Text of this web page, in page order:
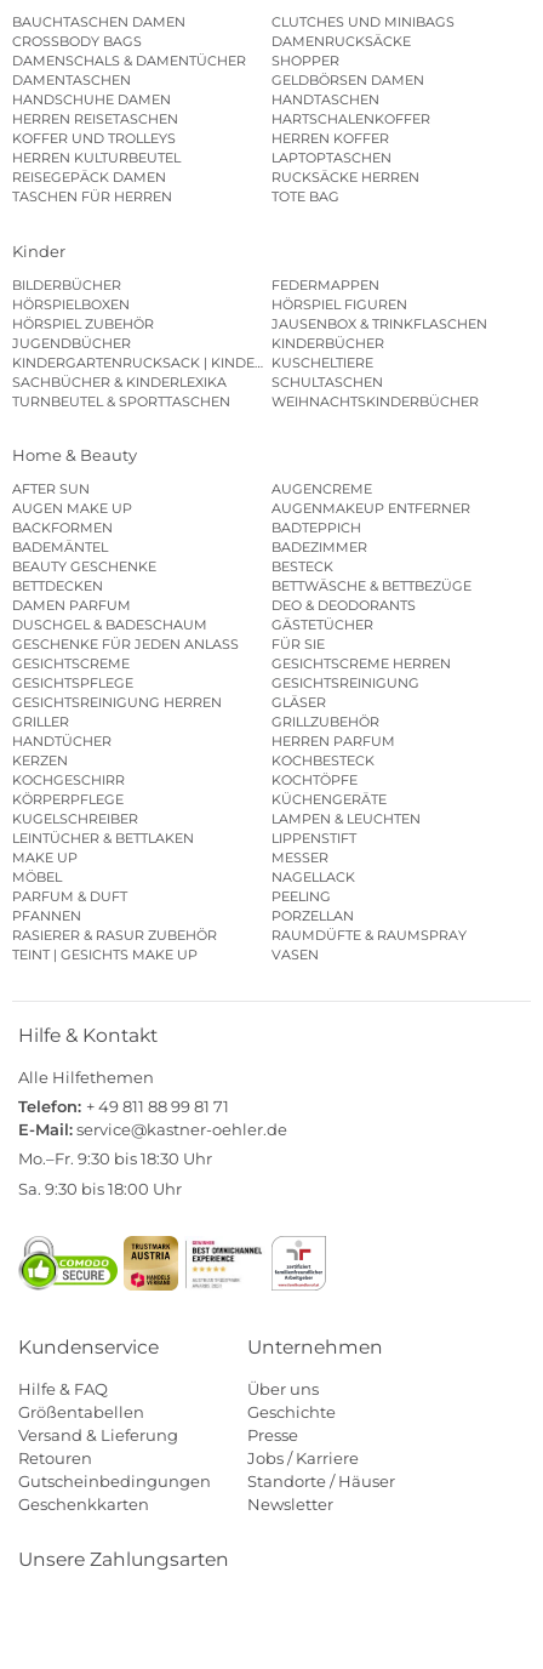
BAUCHTASCHEN DAMEN
CLUTCHES UND MINIBAGS
CROSSBODY BAGS
DAMENRUCKSÄCKE
DAMENSCHALS & DAMENTÜCHER
SHOPPER
DAMENTASCHEN
GELDBÖRSEN DAMEN
HANDSCHUHE DAMEN
HANDTASCHEN
HERREN REISETASCHEN
HARTSCHALENKOFFER
KOFFER UND TROLLEYS
HERREN KOFFER
HERREN KULTURBEUTEL
LAPTOPTASCHEN
REISEGEPÄCK DAMEN
RUCKSÄCKE HERREN
TASCHEN FÜR HERREN
TOTE BAG
Kinder
BILDERBÜCHER
FEDERMAPPEN
HÖRSPIELBOXEN
HÖRSPIEL FIGUREN
HÖRSPIEL ZUBEHÖR
JAUSENBOX & TRINKFLASCHEN
JUGENDBÜCHER
KINDERBÜCHER
KINDERGARTENRUCKSACK | KINDERGARTENBEUTEL
KUSCHELTIERE
SACHBÜCHER & KINDERLEXIKA
SCHULTASCHEN
TURNBEUTEL & SPORTTASCHEN
WEIHNACHTSKINDERBÜCHER
Home & Beauty
AFTER SUN
AUGENCREME
AUGEN MAKE UP
AUGENMAKEUP ENTFERNER
BACKFORMEN
BADTEPPICH
BADEMÄNTEL
BADEZIMMER
BEAUTY GESCHENKE
BESTECK
BETTDECKEN
BETTWÄSCHE & BETTBEZÜGE
DAMEN PARFUM
DEO & DEODORANTS
DUSCHGEL & BADESCHAUM
GÄSTETÜCHER
GESCHENKE FÜR JEDEN ANLASS
FÜR SIE
GESICHTSCREME
GESICHTSCREME HERREN
GESICHTSPFLEGE
GESICHTSREINIGUNG
GESICHTSREINIGUNG HERREN
GLÄSER
GRILLER
GRILLZUBEHÖR
HANDTÜCHER
HERREN PARFUM
KERZEN
KOCHBESTECK
KOCHGESCHIRR
KOCHTÖPFE
KÖRPERPFLEGE
KÜCHENGERÄTE
KUGELSCHREIBER
LAMPEN & LEUCHTEN
LEINTÜCHER & BETTLAKEN
LIPPENSTIFT
MAKE UP
MESSER
MÖBEL
NAGELLACK
PARFUM & DUFT
PEELING
PFANNEN
PORZELLAN
RASIERER & RASUR ZUBEHÖR
RAUMDÜFTE & RAUMSPRAY
TEINT | GESICHTS MAKE UP
VASEN
Hilfe & Kontakt
Alle Hilfethemen
Telefon: + 49 811 88 99 81 71
E-Mail:service@kastner-oehler.de
Mo.–Fr. 9:30 bis 18:30 Uhr
Sa. 9:30 bis 18:00 Uhr
Kundenservice
Hilfe & FAQ
Größentabellen
Versand & Lieferung
Retouren
Gutscheinbedingungen
Geschenkkarten
Unternehmen
Über uns
Geschichte
Presse
Jobs / Karriere
Standorte / Häuser
Newsletter
Unsere Zahlungsarten